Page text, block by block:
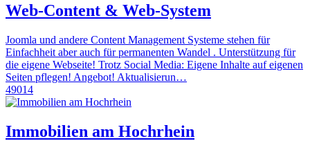
Web-Content & Web-System
Joomla und andere Content Management Systeme stehen für
Einfachheit aber auch für permanenten Wandel . Unterstützung für
die eigene Webseite! Trotz Social Media: Eigene Inhalte auf eigenen
Seiten pflegen! Angebot! Aktualisierun…
49014
Immobilien am Hochrhein